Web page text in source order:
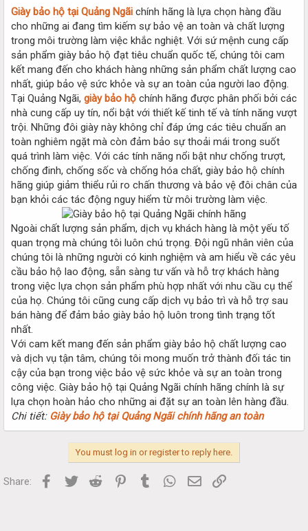
r
e
r
Giày bảo hộ tại Quảng Ngãi chính hãng là lựa chọn hàng đầu
cho những ai đang tìm kiếm sự bảo vệ an toàn và chất lượng
trong môi trường làm việc khắc nghiệt. Với sứ mệnh cung cấp
sản phẩm giày bảo hộ đạt tiêu chuẩn quốc tế, chúng tôi cam
kết mang đến cho khách hàng những sản phẩm chất lượng cao
nhất, giúp bảo vệ sức khỏe và sự an toàn của người lao động.
Tại Quảng Ngãi, giày bảo hộ chính hãng được phân phối bởi các
nhà cung cấp uy tín, nổi bật với thiết kế tinh tế và tính năng vượt
trội. Những đôi giày này không chỉ đáp ứng các tiêu chuẩn an
toàn nghiêm ngặt mà còn đảm bảo sự thoải mái trong suốt
quá trình làm việc. Với các tính năng nổi bật như chống trượt,
chống đinh, chống sốc và chống hóa chất, giày bảo hộ chính
hãng giúp giảm thiểu rủi ro chấn thương và bảo vệ đôi chân của
bạn khỏi các tác động nguy hiểm từ môi trường làm việc.
Ngoài chất lượng sản phẩm, dịch vụ khách hàng là một yếu tố
quan trọng mà chúng tôi luôn chú trọng. Đội ngũ nhân viên của
chúng tôi là những người có kinh nghiệm và am hiểu về các yêu
cầu bảo hộ lao động, sẵn sàng tư vấn và hỗ trợ khách hàng
trong việc lựa chọn sản phẩm phù hợp nhất với nhu cầu cụ thể
của họ. Chúng tôi cũng cung cấp dịch vụ bảo trì và hỗ trợ sau
bán hàng để đảm bảo giày bảo hộ luôn trong tình trạng tốt
nhất.
Với cam kết mang đến sản phẩm giày bảo hộ chất lượng cao
và dịch vụ tận tâm, chúng tôi mong muốn trở thành đối tác tin
cậy của bạn trong việc bảo vệ sức khỏe và sự an toàn trong
công việc. Giày bảo hộ tại Quảng Ngãi chính hãng chính là sự
lựa chọn hoàn hảo cho những ai đặt sự an toàn lên hàng đầu.
Chi tiết: Giày bảo hộ tại Quảng Ngãi chính hãng an toàn
You must log in or register to reply here.
Share: Facebook
Twitter Reddit PinterestTumblr WhatsApp
Email